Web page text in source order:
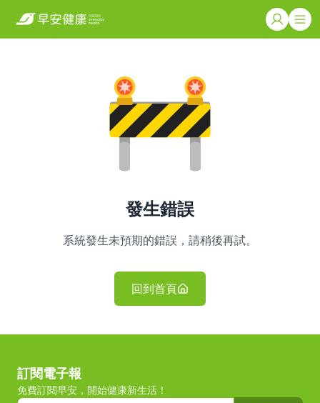
發生錯誤
系統發生未預期的錯誤，請稍後再試。
回到首頁
訂閱電子報
免費訂閱早安，開始健康新生活！